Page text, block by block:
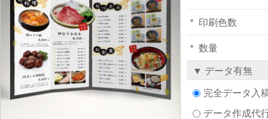
印刷色数
数量
▼ データ有無
完全データ入
データ作成代